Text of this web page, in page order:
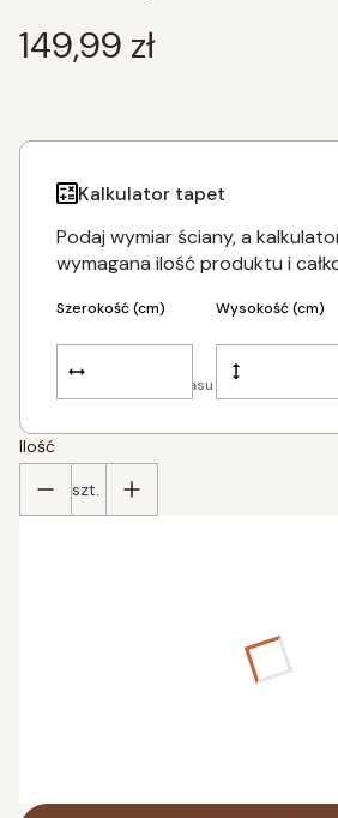
Cena
149,99 zł
Kalkulator tapet
Podaj wymiar ściany, a
wymagana ilość produktu i
Szerokość (cm) Wysokość (cm)
Dodaj po 5 cm zapasu tapety z każdej
Ilość
szt.